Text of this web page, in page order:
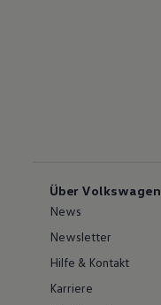
Über Volkswagen
News
Newsletter
Hilfe & Kontakt
Karriere